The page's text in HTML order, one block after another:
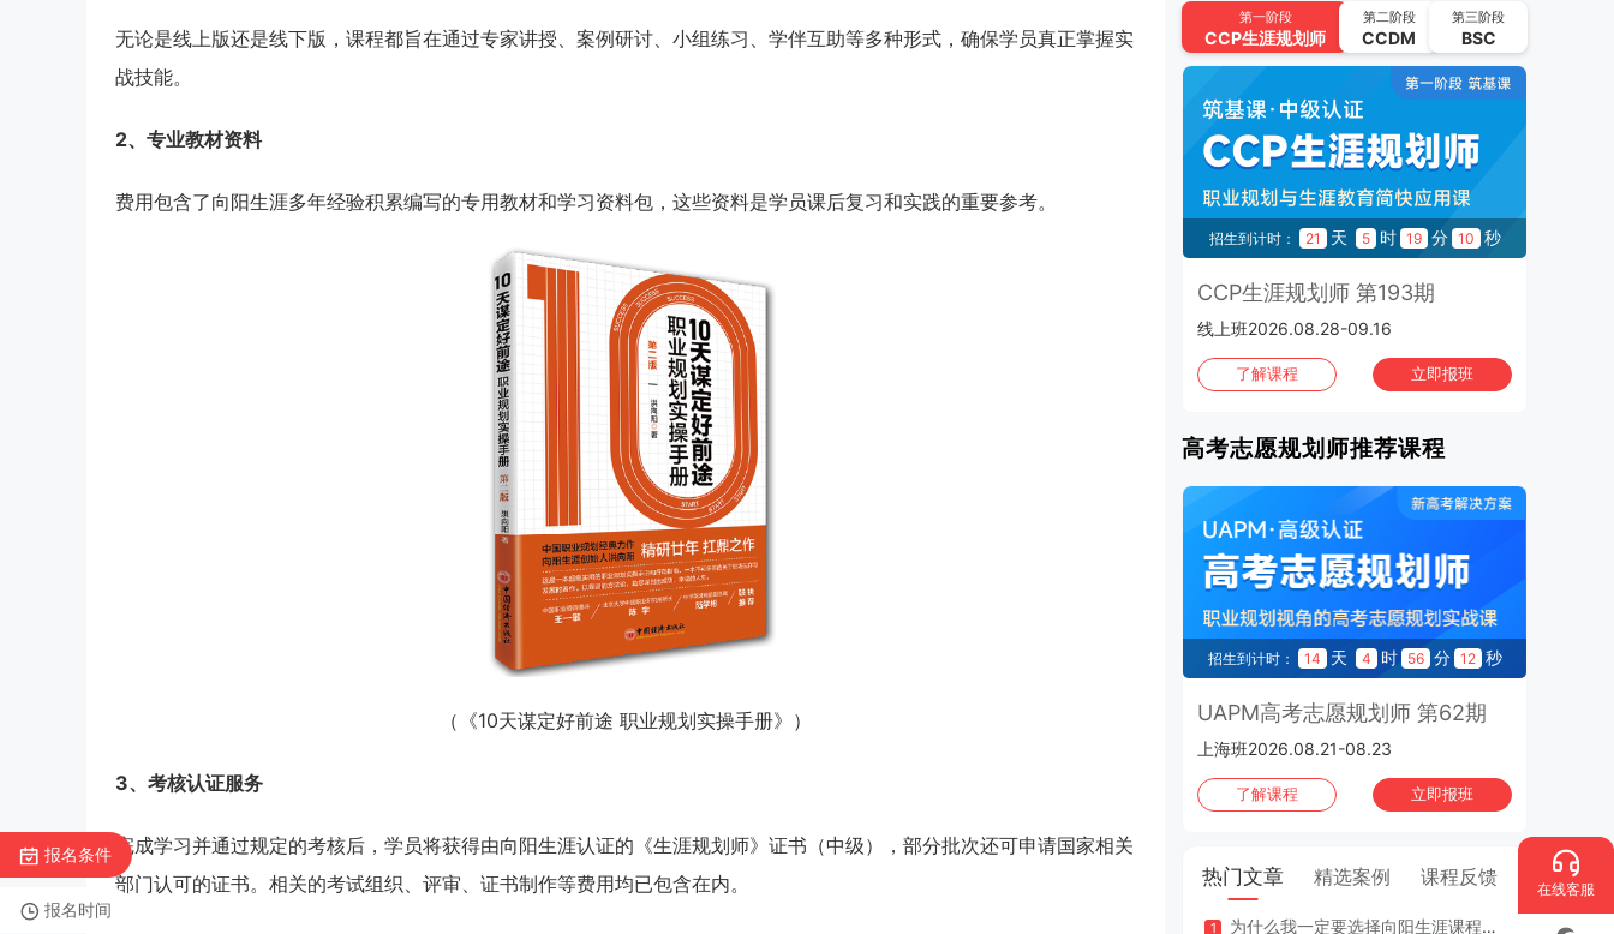
无论是线上版还是线下版，课程都旨在通过专家讲授、案例研讨、小组练习、学伴互助等多种形式，确保学员真正掌握实
战技能。
2、专业教材资料
费用包含了向阳生涯多年经验积累编写的专用教材和学习资料包，这些资料是学员课后复习和实践的重要参考。
（《10天谋定好前途 职业规划实操手册》）
3、考核认证服务
完成学习并通过规定的考核后，学员将获得由向阳生涯认证的《生涯规划师》证书（中级），部分批次还可申请国家相关
部门认可的证书。相关的考试组织、评审、证书制作等费用均已包含在内。
CCP生涯规划师 第194期
2026.09.11-2026.09.30 | 线上班
UAPM高考志愿规划师 第64期
2026.09.22-2026.10.15 | 线上班
班次：4
2026年10月
CCP生涯规划师 第195期
2026.10.02-2026.10.21 | 线上班
UAPM高考志愿规划师 第65期
2026.10.13-2026.11.05 | 线上班
CCP生涯规划师 第196期
2026.10.30-2026.11.01 | 上海班
第一阶段
CCP生涯规划师
第二阶段
CCDM
第三阶段
BSC
招生到计时： 21 天 5 时 19 分 10 秒
CCP生涯规划师 第193期
线上班2026.08.28-09.16
了解课程 立即报班
高考志愿规划师推荐课程
招生到计时： 14 天 4 时 56 分 12 秒
UAPM高考志愿规划师 第62期
上海班2026.08.21-08.23
了解课程 立即报班
热门文章 精选案例 课程反馈
为什么我一定要选择向阳生涯课程体系？七大核心理由
报名条件
报名时间
在线客服